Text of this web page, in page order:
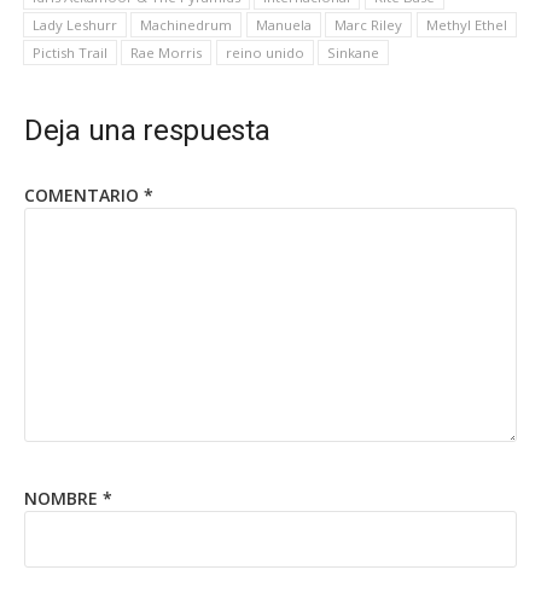
Lady Leshurr
Machinedrum Manuela Marc Riley
Methyl Ethel
Pictish Trail
Rae Morris reino unido Sinkane
Deja una respuesta
COMENTARIO *
NOMBRE *